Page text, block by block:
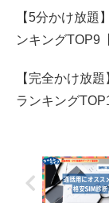
【5分かけ放題
ンキングTOP9
【完全かけ放
ランキング